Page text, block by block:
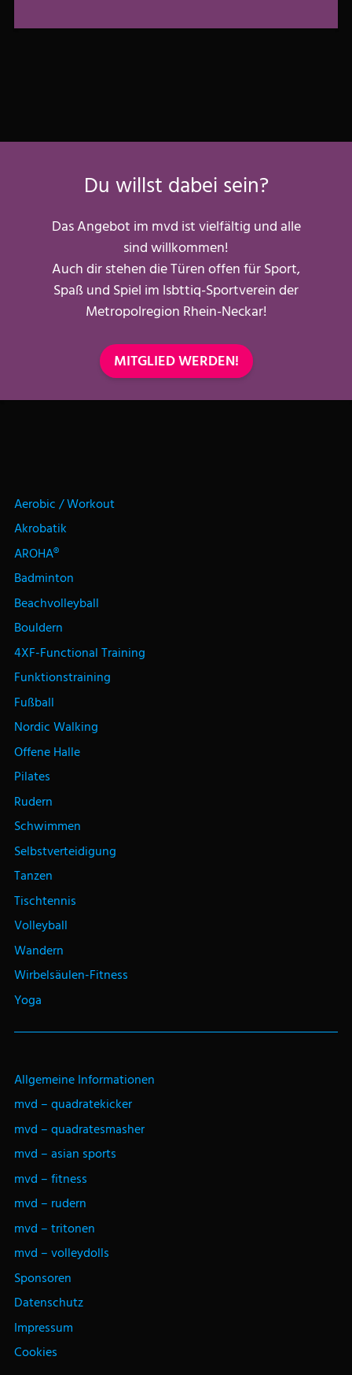
Du willst dabei sein?
Das Angebot im mvd ist vielfältig und alle
sind willkommen!
Auch dir stehen die Türen offen für Sport,
Spaß und Spiel im lsbttiq-Sportverein der
Metropolregion Rhein-Neckar!
MITGLIED WERDEN!
Aerobic / Workout
Akrobatik
AROHA®
Badminton
Beachvolleyball
Bouldern
4XF-Functional Training
Funktionstraining
Fußball
Nordic Walking
Offene Halle
Pilates
Rudern
Schwimmen
Selbstverteidigung
Tanzen
Tischtennis
Volleyball
Wandern
Wirbelsäulen-Fitness
Yoga
Allgemeine Informationen
mvd – quadratekicker
mvd – quadratesmasher
mvd – asian sports
mvd – fitness
mvd – rudern
mvd – tritonen
mvd – volleydolls
Sponsoren
Datenschutz
Impressum
Cookies